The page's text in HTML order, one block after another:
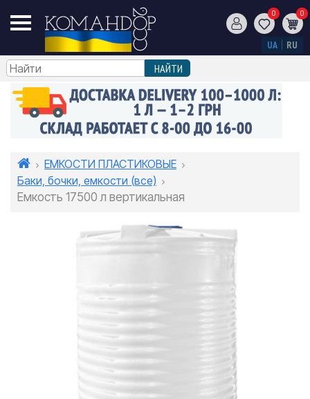
0 0
UA RU
ЕМКОСТИ ПЛАСТИКОВЫЕ
Баки, бочки, емкости (все)
Емкость 17500 л вертикальная